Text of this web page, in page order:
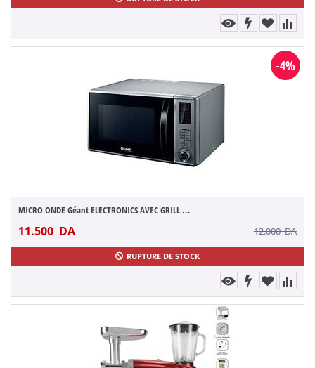
-4%
MICRO ONDE Géant ELECTRONICS AVEC GRILL ...
11.500 DA 12.000DA
RUPTURE DE STOCK